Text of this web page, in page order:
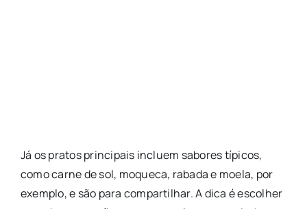
Já os pratos principais incluem sabores típicos,
como carne de sol, moqueca, rabada e moela, por
exemplo, e são para compartilhar. A dica é escolher